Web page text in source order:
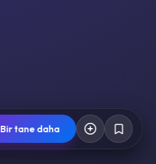
Bir tane daha